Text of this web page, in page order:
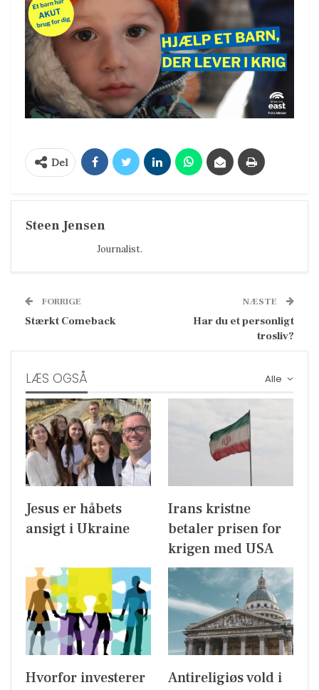
Del
Steen Jensen
Journalist.
FORRIGE
Stærkt Comeback
NÆSTE
Har du et personligt
trosliv?
Alle
LÆS OGSÅ
Jesus er håbets
ansigt i Ukraine
Irans kristne
betaler prisen for
krigen med USA
Hvorfor investerer
Antireligiøs vold i